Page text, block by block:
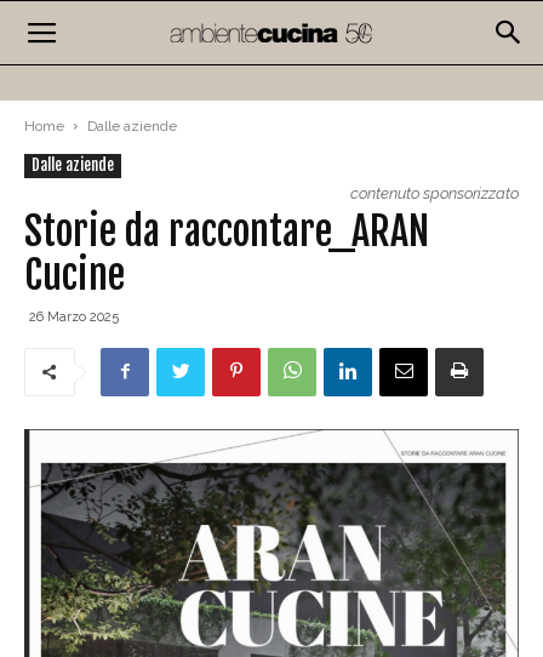
Home Dalle aziende
Dalle aziende
contenuto sponsorizzato
Storie da raccontare_ARAN
Cucine
26 Marzo 2025